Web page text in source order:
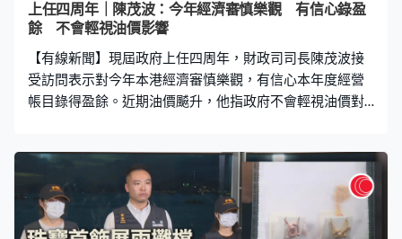
上任四周年｜陳茂波：今年經濟審慎樂觀 有信心錄盈
餘 不會輕視油價影響
【有線新聞】現屆政府上任四周年，財政司司長陳茂波接
受訪問表示對今年本港經濟審慎樂觀，有信心本年度經營
帳目錄得盈餘。近期油價飇升，他指政府不會輕視油價對
餘，財政司司長陳茂波表示有信心達標，「我們對於特區
政府在2026/27年度經營帳戶錄得盈餘是有信心的。在資
本帳戶，由於我們仍要投入超過1,200億元在基建投資，土
地收入沒有這麼快，可以給我們那麼多錢，所以我們會繼